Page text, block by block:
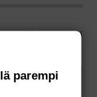
golfswingistä ei
Jotakin
sekä tämän
parempi